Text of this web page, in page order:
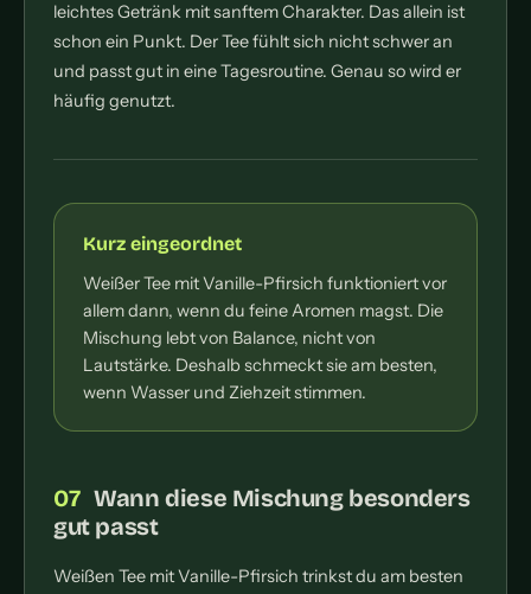
leichtes Getränk mit sanftem Charakter. Das allein ist
schon ein Punkt. Der Tee fühlt sich nicht schwer an
und passt gut in eine Tagesroutine. Genau so wird er
häufig genutzt.
Kurz eingeordnet
Weißer Tee mit Vanille-Pfirsich funktioniert vor
allem dann, wenn du feine Aromen magst. Die
Mischung lebt von Balance, nicht von
Lautstärke. Deshalb schmeckt sie am besten,
wenn Wasser und Ziehzeit stimmen.
Wann diese Mischung besonders
gut passt
Weißen Tee mit Vanille-Pfirsich trinkst du am besten